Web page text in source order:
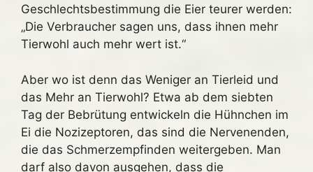
Geschlechtsbestimmung die Eier teurer werden:
„Die Verbraucher sagen uns, dass ihnen mehr
Tierwohl auch mehr wert ist.“
Aber wo ist denn das Weniger an Tierleid und
das Mehr an Tierwohl? Etwa ab dem siebten
Tag der Bebrütung entwickeln die Hühnchen im
Ei die Nozizeptoren, das sind die Nervenenden,
die das Schmerzempfinden weitergeben. Man
darf also davon ausgehen, dass die